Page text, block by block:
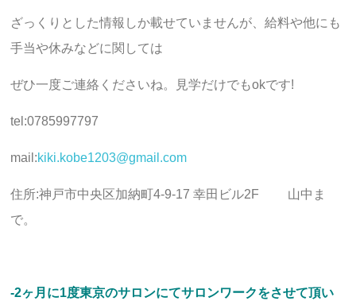
ざっくりとした情報しか載せていませんが、給料や他にも
手当や休みなどに関しては
ぜひ一度ご連絡くださいね。見学だけでもokです!
tel:0785997797
mail:kiki.kobe1203@gmail.com
住所:神戸市中央区加納町4-9-17 幸田ビル2F 山中ま
で。
-2ヶ月に1度東京のサロンにてサロンワークをさせて頂い